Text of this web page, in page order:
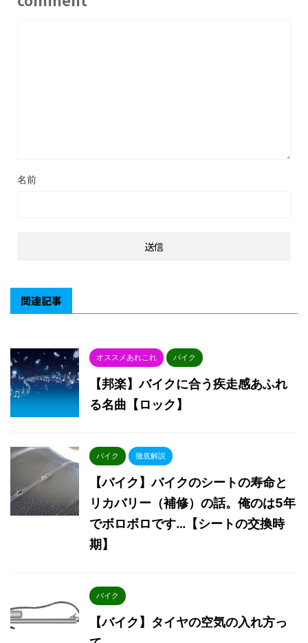
名前
関連記事
オススメあれこれ バイク
【邦楽】バイクに合う疾走感あふれ
る名曲【ロック】
バイク 徹底解説
【バイク】バイクのシートの寿命と
リカバリー（補修）の話。俺のは5年
でボロボロです…【シートの交換時
期】
バイク
【バイク】タイヤの空気の入れ方っ